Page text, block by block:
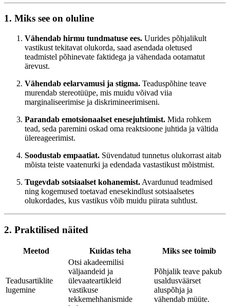
1. Miks see on oluline
Vähendab hirmu tundmatuse ees. Uurides põhjalikult
vastikust tekitavat olukorda, saad asendada oletused
teadmistel põhinevate faktidega ja vähendada ootamatut
ärevust.
Vähendab eelarvamusi ja stigma. Teaduspõhine teave
murendab stereotüüpe, mis muidu võivad viia
marginaliseerimise ja diskrimineerimiseni.
Parandab emotsionaalset enesejuhtimist. Mida rohkem
tead, seda paremini oskad oma reaktsioone juhtida ja vältida
ülereageerimist.
Soodustab empaatiat. Süvendatud tunnetus olukorrast aitab
mõista teiste vaatenurki ja edendada vastastikust mõistmist.
Tugevdab sotsiaalset kohanemist. Avardunud teadmised
ning kogemused toetavad enesekindlust sotsiaalsetes
olukordades, kus vastikus võib muidu piirata suhtlust.
2. Praktilised näited
Meetod Kuidas teha Miks see toimib
Teadusartiklite
lugemine
Otsi akadeemilisi
väljaandeid ja
ülevaateartikleid
vastikuse
tekkemehhanismide
Põhjalik teave pakub
usaldusväärset
aluspõhja ja
vähendab müüte.